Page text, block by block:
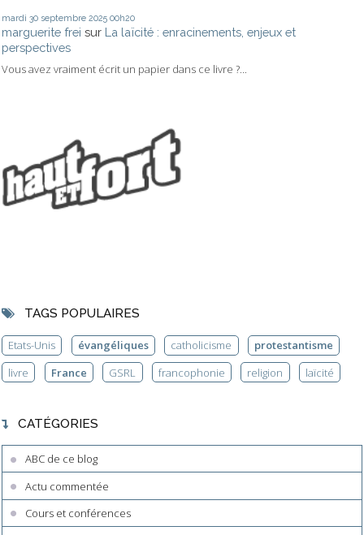
mardi 30 septembre 2025 00h20
marguerite frei sur La laïcité : enracinements, enjeux et
perspectives
Vous avez vraiment écrit un papier dans ce livre ?...
TAGS POPULAIRES
Etats-Unis évangéliques catholicisme
protestantisme
livre
France GSRL francophonie religion laïcité
CATÉGORIES
ABC de ce blog
Actu commentée
Cours et conférences